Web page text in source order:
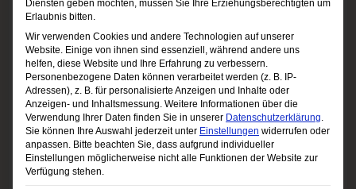
Hebelwirkung profitabel
Das Produkt an sich ist einfach zu verstehen
und hat eine beachtliche Hebelwirkung. Mit nur
1.000 Euro Einsatz, lässt sich bereits mit einem
hohen Gewinn rechnen. Außerdem können Sie
mit einem CFD in Echtzeit an der
Kursentwicklung von Indices, Rohstoffen und
Diensten geben möchten, müssen Sie Ihre Erziehungsberechtigten um
Erlaubnis bitten.
Wir verwenden Cookies und andere Technologien auf unserer
Website. Einige von ihnen sind essenziell, während andere uns
helfen, diese Website und Ihre Erfahrung zu verbessern.
Personenbezogene Daten können verarbeitet werden (z. B. IP-
Adressen), z. B. für personalisierte Anzeigen und Inhalte oder
Anzeigen- und Inhaltsmessung. Weitere Informationen über die
Verwendung Ihrer Daten finden Sie in unserer Datenschutzerklärung
Sie können Ihre Auswahl jederzeit unter Einstellungen widerrufen oder
anpassen. Bitte beachten Sie, dass aufgrund individueller
Einstellungen möglicherweise nicht alle Funktionen der Website zur
Verfügung stehen.